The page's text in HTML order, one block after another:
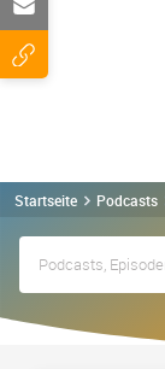
Startseite Podcasts